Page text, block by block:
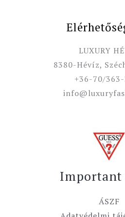
LUXURY
8380-Hévíz,
+36-70/
Important
ÁSZF